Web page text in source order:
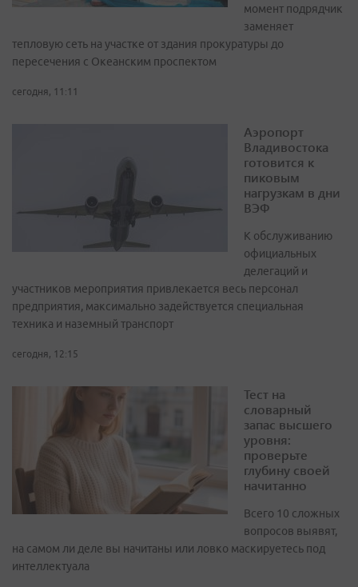
момент подрядчик
заменяет
тепловую сеть на участке от здания прокуратуры до
пересечения с Океанским проспектом
сегодня, 11:11
Аэропорт
Владивостока
готовится к
пиковым
нагрузкам в дни
ВЭФ
К обслуживанию
официальных
делегаций и
участников мероприятия привлекается весь персонал
предприятия, максимально задействуется специальная
техника и наземный транспорт
сегодня, 12:15
Тест на
словарный
запас высшего
уровня:
проверьте
глубину своей
начитанно
Всего 10 сложных
вопросов выявят,
на самом ли деле вы начитаны или ловко маскируетесь под
интеллектуала